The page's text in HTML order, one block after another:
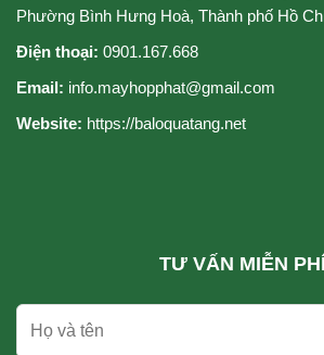
Phường Bình Hưng Hoà, Thành phố Hồ
Điện thoại: 0901.167.668
Email: info.mayhopphat@gmail.com
Website: https://baloquatang.net
TƯ VẤN MIỄN PHÍ